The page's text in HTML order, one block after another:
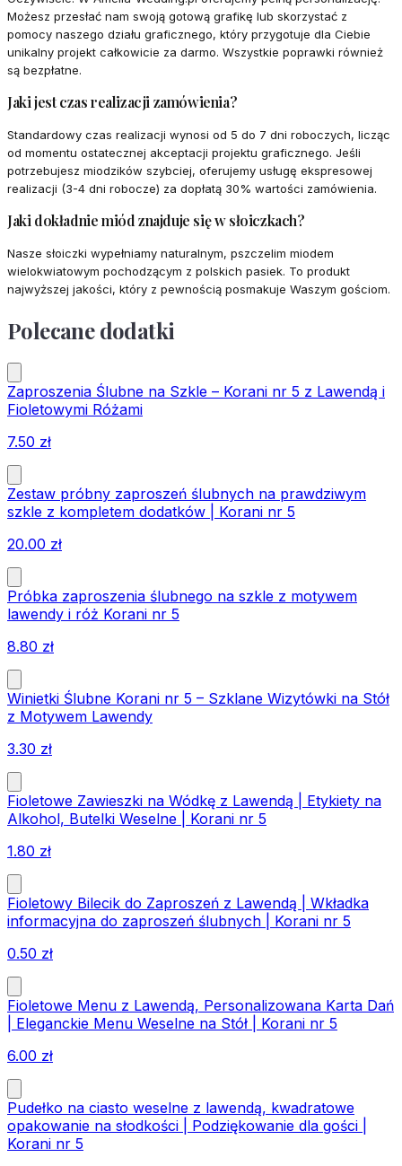
Możesz przesłać nam swoją gotową grafikę lub skorzystać z
pomocy naszego działu graficznego, który przygotuje dla Ciebie
unikalny projekt całkowicie za darmo. Wszystkie poprawki również
są bezpłatne.
Jaki jest czas realizacji zamówienia?
Standardowy czas realizacji wynosi od 5 do 7 dni roboczych, licząc
od momentu ostatecznej akceptacji projektu graficznego. Jeśli
potrzebujesz miodzików szybciej, oferujemy usługę ekspresowej
realizacji (3-4 dni robocze) za dopłatą 30% wartości zamówienia.
Jaki dokładnie miód znajduje się w słoiczkach?
Nasze słoiczki wypełniamy naturalnym, pszczelim miodem
wielokwiatowym pochodzącym z polskich pasiek. To produkt
najwyższej jakości, który z pewnością posmakuje Waszym gościom.
Polecane dodatki
Zaproszenia Ślubne na Szkle – Korani nr 5 z Lawendą i
Fioletowymi Różami
7.50 zł
Zestaw próbny zaproszeń ślubnych na prawdziwym
szkle z kompletem dodatków | Korani nr 5
20.00 zł
Próbka zaproszenia ślubnego na szkle z motywem
lawendy i róż Korani nr 5
8.80 zł
Winietki Ślubne Korani nr 5 – Szklane Wizytówki na Stół
z Motywem Lawendy
3.30 zł
Fioletowe Zawieszki na Wódkę z Lawendą | Etykiety na
Alkohol, Butelki Weselne | Korani nr 5
1.80 zł
Fioletowy Bilecik do Zaproszeń z Lawendą | Wkładka
informacyjna do zaproszeń ślubnych | Korani nr 5
0.50 zł
Fioletowe Menu z Lawendą, Personalizowana Karta Dań
| Eleganckie Menu Weselne na Stół | Korani nr 5
6.00 zł
Pudełko na ciasto weselne z lawendą, kwadratowe
opakowanie na słodkości | Podziękowanie dla gości |
Korani nr 5